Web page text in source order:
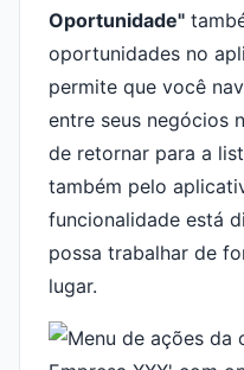
Oportunidade"
oportunidades no
permite que você
entre seus negócios
de retornar para a
também pelo
funcionalidade está
possa trabalhar de
lugar.